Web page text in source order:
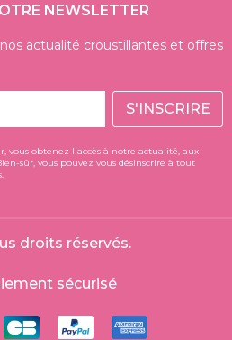
NEWSLETTER
actualité croustillantes et offres
S'INSCRIRE
vous obtenez l'accès à notre actualité, aux
sûr, vous pouvez vous désinscrire à tout
droits réservés.
sécurisé